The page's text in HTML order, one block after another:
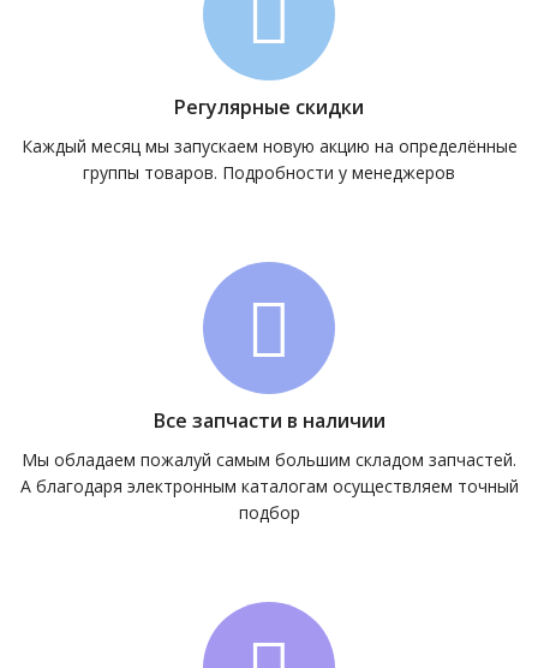
Регулярные скидки
Каждый месяц мы запускаем новую акцию на определённые
группы товаров. Подробности у менеджеров
Все запчасти в наличии
Мы обладаем пожалуй самым большим складом запчастей.
А благодаря электронным каталогам осуществляем точный
подбор